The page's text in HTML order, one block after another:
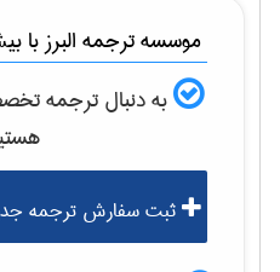
موسسه ترجمه البرز با
به دنبال ترجمه
ثبت سفارش ترجمه